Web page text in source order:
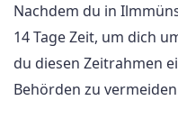
Nachdem du in
14 Tage Zeit, um dich
du diesen Zeitrahmen
Behörden zu